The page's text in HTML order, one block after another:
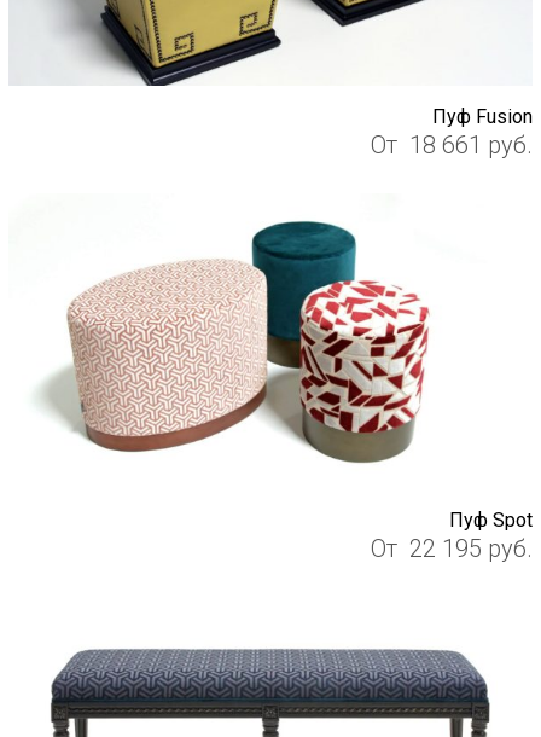
Пуф Fusion
От 18 661 руб.
Пуф Spot
От 22 195 руб.